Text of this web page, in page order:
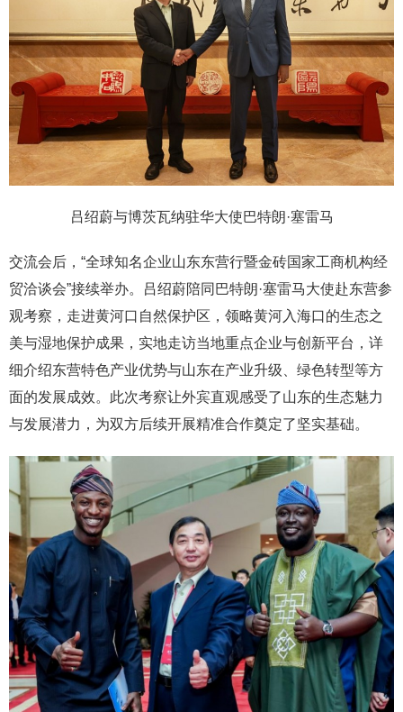
吕绍蔚与博茨瓦纳驻华大使巴特朗·塞雷马
交流会后，“全球知名企业山东东营行暨金砖国家工商机构经
贸洽谈会”接续举办。吕绍蔚陪同巴特朗·塞雷马大使赴东营参
观考察，走进黄河口自然保护区，领略黄河入海口的生态之
美与湿地保护成果，实地走访当地重点企业与创新平台，详
细介绍东营特色产业优势与山东在产业升级、绿色转型等方
面的发展成效。此次考察让外宾直观感受了山东的生态魅力
与发展潜力，为双方后续开展精准合作奠定了坚实基础。